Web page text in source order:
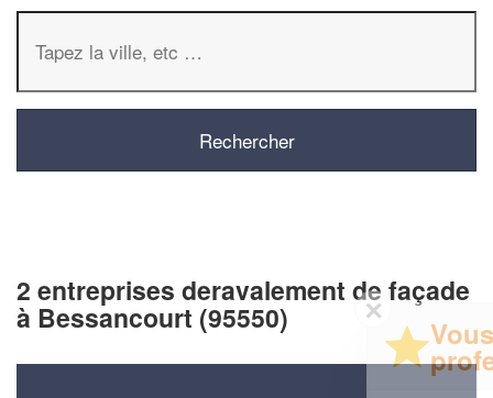
2 entreprises deravalement de façade
à Bessancourt (95550)
✕
Vous êtes un
professionnel ?